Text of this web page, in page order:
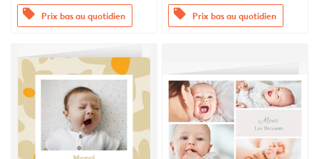
offers Prix bas au quotidien offers Prix bas au quotidien